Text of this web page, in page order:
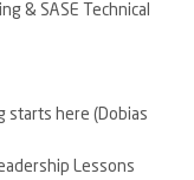
& SASE Technical
starts here (Dobias
Lessons